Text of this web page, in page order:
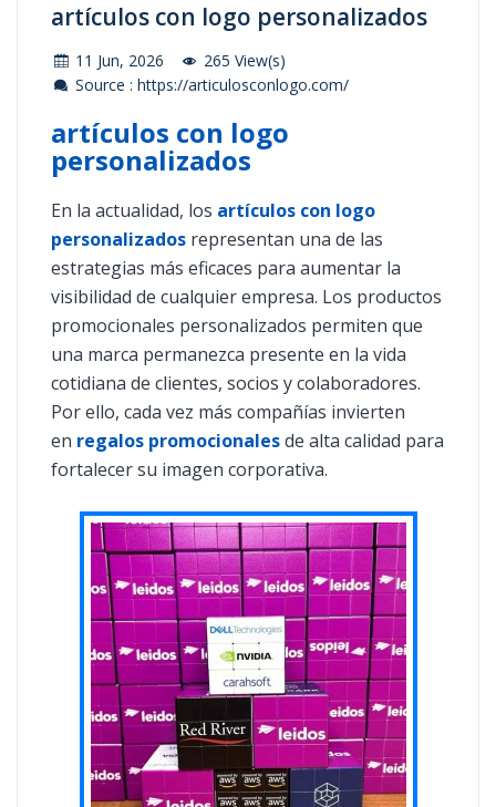
artículos con logo personalizados
11 Jun, 2026
265 View(s)
Source : https://articulosconlogo.com/
artículos con logo
personalizados
En la actualidad, los artículos con logo
personalizados representan una de las
estrategias más eficaces para aumentar la
visibilidad de cualquier empresa. Los productos
promocionales personalizados permiten que
una marca permanezca presente en la vida
cotidiana de clientes, socios y colaboradores.
Por ello, cada vez más compañías invierten
en regalos promocionalesde alta calidad para
fortalecer su imagen corporativa.